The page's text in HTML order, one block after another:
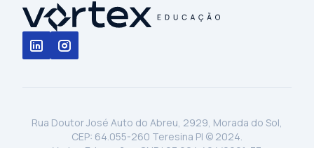
Rua Doutor José Auto do Abreu, 2929, Morada do Sol,
CEP: 64.055-260 Teresina PI © 2024.